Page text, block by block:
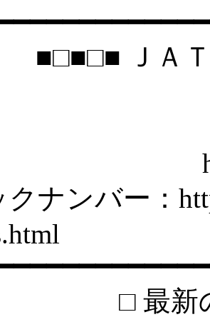
ＪＡＴＥ
ンバー：
の活動情